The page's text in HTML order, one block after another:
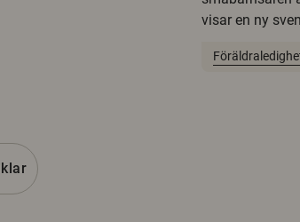
visar en ny